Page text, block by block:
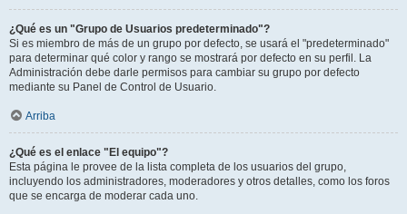
¿Qué es un "Grupo de Usuarios predeterminado"?
Si es miembro de más de un grupo por defecto, se usará el "predeterminado"
para determinar qué color y rango se mostrará por defecto en su perfil. La
Administración debe darle permisos para cambiar su grupo por defecto
mediante su Panel de Control de Usuario.
Arriba
¿Qué es el enlace "El equipo"?
Esta página le provee de la lista completa de los usuarios del grupo,
incluyendo los administradores, moderadores y otros detalles, como los foros
que se encarga de moderar cada uno.